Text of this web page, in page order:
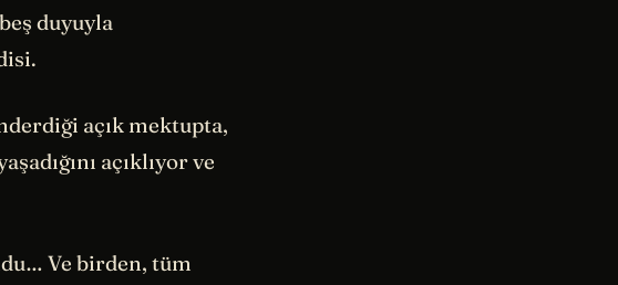
duyuyla
açık mektupta,
açıklıyor ve
Ve birden, tüm